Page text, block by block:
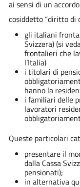
ai sensi di un
cosiddetto “diritto di
gli italiani
Svizzera) (si
frontalieri che
l’Italia)
i titolari di
hanno la
i familiari delle
lavoratori
Queste particolari
presentare il
dalla Cassa
pensionati);
in alternativa